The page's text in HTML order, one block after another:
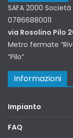
SAFA 2000
07866880011
via Rosolino Pilo
Metro fermate
“Pilo”
Informazioni
Impianto
FAQ